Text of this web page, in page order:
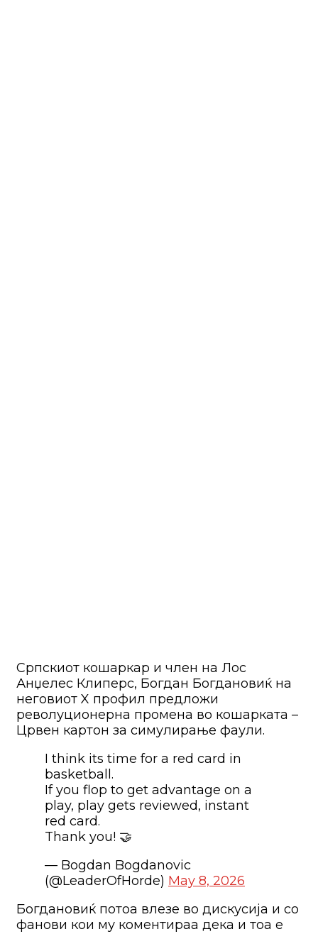
Српскиот кошаркар и член на Лос
Анџелес Клиперс, Богдан Богдановиќ на
неговиот X профил предложи
револуционерна промена во кошарката –
Црвен картон за симулирање фаули.
I think its time for a red card in
basketball.
If you flop to get advantage on a
play, play gets reviewed, instant
red card.
Thank you! 🤝
— Bogdan Bogdanovic
(@LeaderOfHorde) May 8, 2026
Богдановиќ потоа влезе во дискусија и со
фанови кои му коментираа дека и тоа е